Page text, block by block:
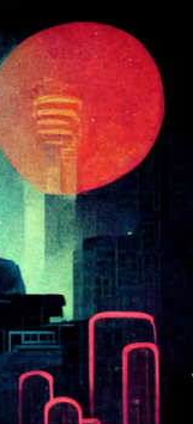
Everyday Lovesong
Hned to nepoznáš
Hlasy
Malý misto
si vzpomenout
Srpen
Studený